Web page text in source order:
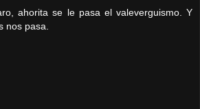
ahorita se le pasa el valeverguismo. Y
nos pasa.